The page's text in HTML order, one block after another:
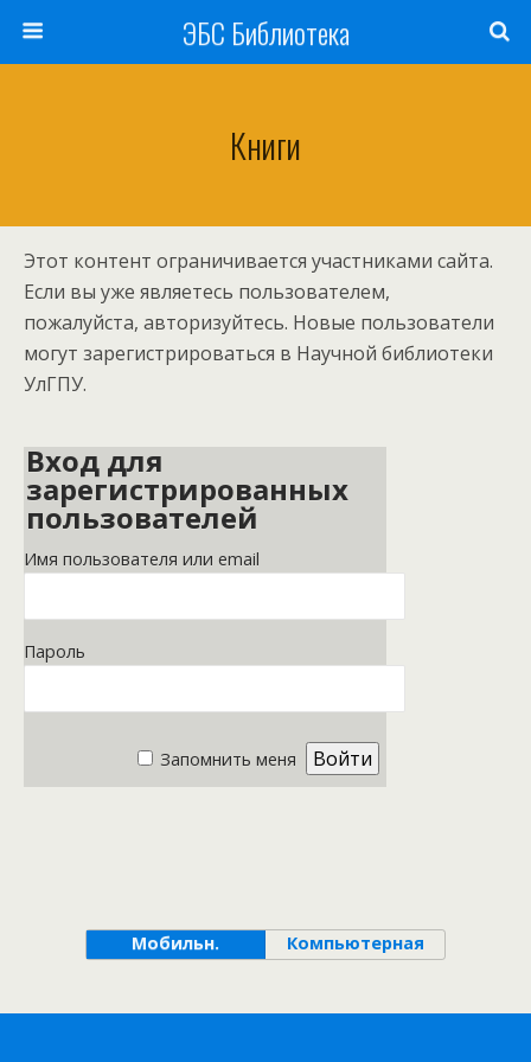
ЭБС Библиотека
Книги
Этот контент ограничивается участниками сайта.
Если вы уже являетесь пользователем,
пожалуйста, авторизуйтесь. Новые пользователи
могут зарегистрироваться в Научной библиотеки
УлГПУ.
Вход для
зарегистрированных
пользователей
Имя пользователя или email
Пароль
Запомнить меня
Мобильн. Компьютерная